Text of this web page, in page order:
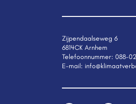
Zijpendaalseweg 6
6814CK Arnhem
Telefoonnummer: 088-
E-mail: